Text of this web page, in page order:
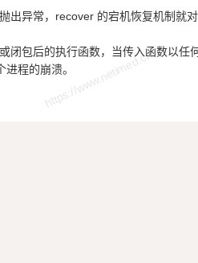
异常，recover 的宕机恢复机制就
包后的执行函数，当传入函数以任
程的崩溃。